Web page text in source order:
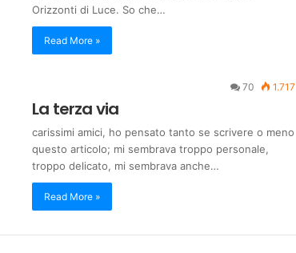
Orizzonti di Luce. So che…
Read More »
70 1.717
La terza via
carissimi amici, ho pensato tanto se scrivere o meno
questo articolo; mi sembrava troppo personale,
troppo delicato, mi sembrava anche…
Read More »